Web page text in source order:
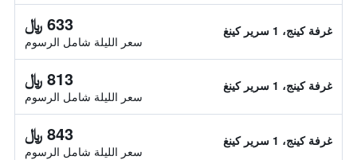
غرفة كينج، 1 سرير كينغ 633 ﷼
سعر الليلة شامل الرسوم
غرفة كينج، 1 سرير كينغ 813 ﷼
سعر الليلة شامل الرسوم
غرفة كينج، 1 سرير كينغ 843 ﷼
سعر الليلة شامل الرسوم